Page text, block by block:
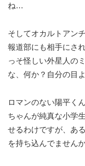
ね…
そしてオカルトアン
報道部にも相手にさ
っそ怪しい外星人の
な、何か？自分の目
ロマンのない陽平く
ちゃんが純真な小学
せるわけですが、あ
を持ち込んでません